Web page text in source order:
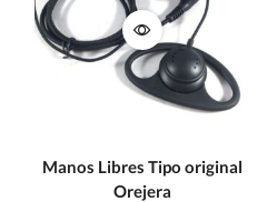
Manos Libres Tipo original
Orejera